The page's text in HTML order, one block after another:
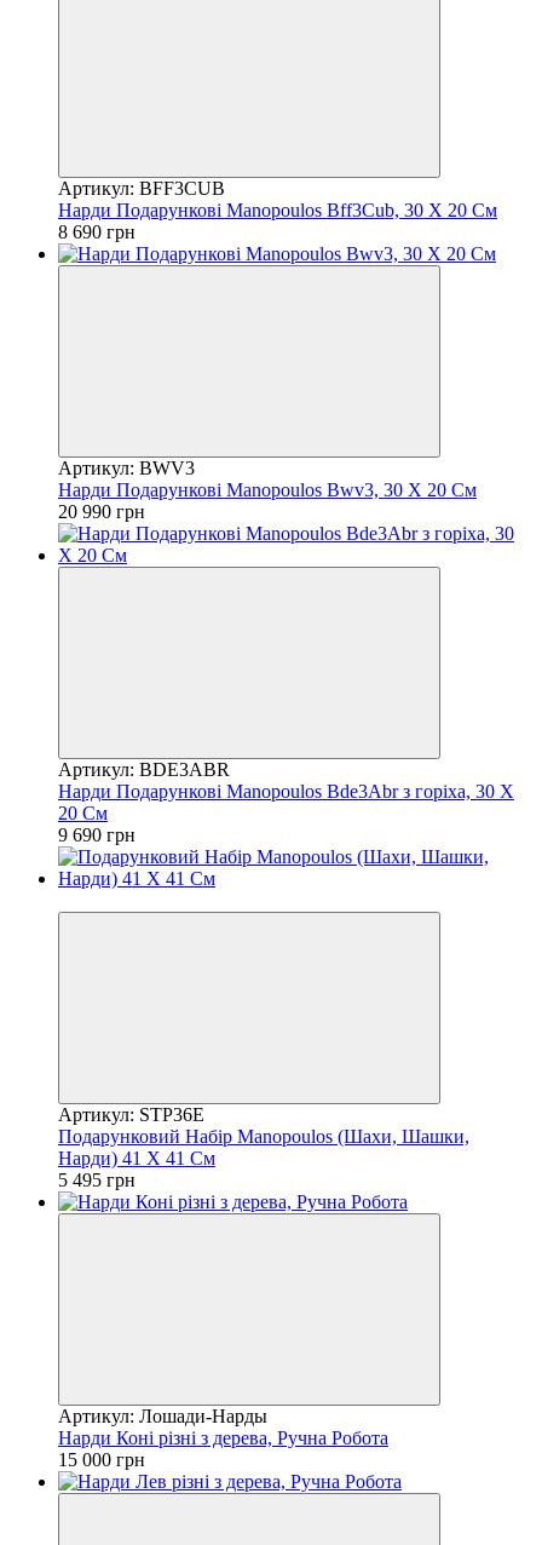
Артикул: BFF3CUB
Нарди Подарункові Manopoulos Bff3Cub, 30 Х 20 См
8 690 грн
Артикул: BWV3
Нарди Подарункові Manopoulos Bwv3, 30 Х 20 См
20 990 грн
Артикул: BDE3ABR
Нарди Подарункові Manopoulos Bde3Abr з горіха, 30 Х
20 См
9 690 грн
Артикул: STP36E
Подарунковий Набір Manopoulos (Шахи, Шашки,
Нарди) 41 Х 41 См
5 495 грн
Артикул: Лошади-Нарды
Нарди Коні різні з дерева, Ручна Робота
15 000 грн